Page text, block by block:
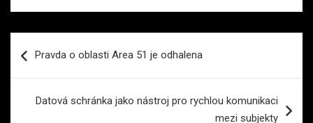
proPravda o oblasti Area 51 je odhalena
Datová schránka jako nástroj pro rychlou komunikaci
mezi subjekty